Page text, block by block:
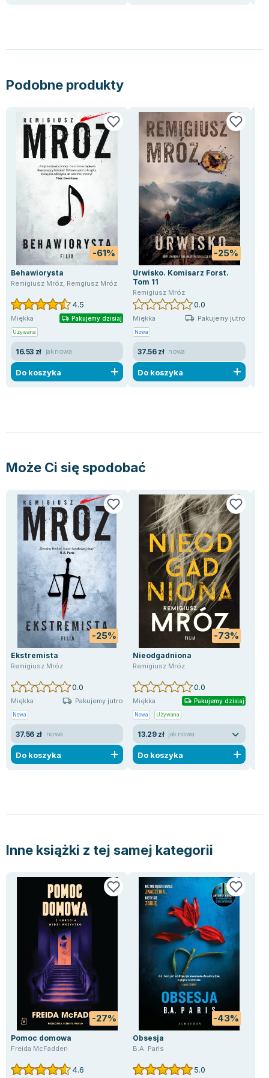
Jacek Walkiewicz
Podobne produkty
-61%
Behawiorysta
Remigiusz Mróz, Remgiusz Mróz
4.5
Miękka Pakujemy dzisiaj
Używana
16.53 zł jak nowa
Do koszyka
-25%
Urwisko. Komisarz Forst.
Tom 11
Remigiusz Mróz
0.0
Miękka Pakujemy jutro
Nowa
37.56 zł nowa
Do koszyka
Może Ci się spodobać
-25%
Ekstremista
Remigiusz Mróz
0.0
Miękka Pakujemy jutro
Nowa
37.56 zł nowa
Do koszyka
-73%
Nieodgadniona
Remigiusz Mróz
0.0
Miękka Pakujemy dzisiaj
Nowa Używana
13.29 zł jak nowa
Do koszyka
Inne książki z tej samej kategorii
-27%
Pomoc domowa
Freida McFadden
4.6
-43%
Obsesja
B.A. Paris
5.0